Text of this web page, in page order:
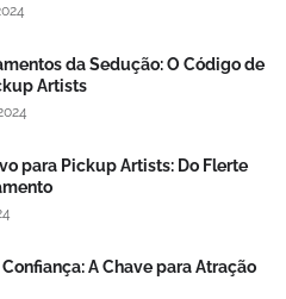
da Sedução: O Código de
Artists
para Pickup Artists: Do Flerte
A Chave para Atração